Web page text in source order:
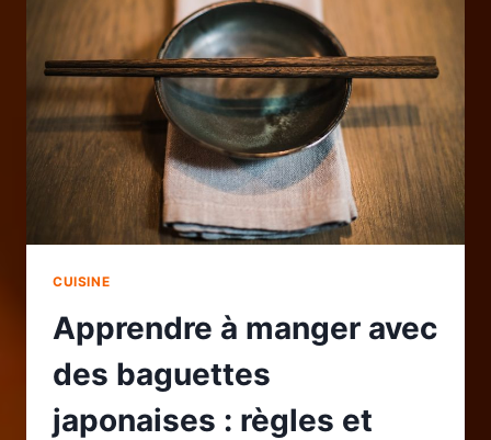
FIDÉLISER
LA
CLIENTÈLE
EN
RESTAURATION
CUISINE
Apprendre à manger avec
des baguettes
japonaises : règles et